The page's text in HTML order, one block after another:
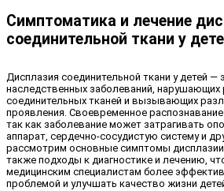
Симптоматика и лечение
соединительной ткани у
Дисплазия соединительной ткани у детей —
наследственных заболеваний, нарушающих
соединительных тканей и вызывающих
проявления. Своевременное
так как заболевание может затрагивать
аппарат, сердечно-сосудистую систему и
рассмотрим основные симптомы дисплазии
также подходы к диагностике и лечению,
медицинским специалистам более
проблемой и улучшать качество жизни